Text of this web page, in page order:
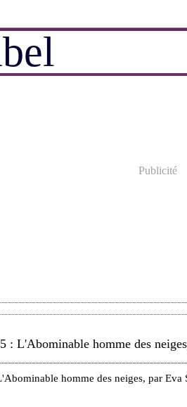
Publicité
L'Abominable homme des